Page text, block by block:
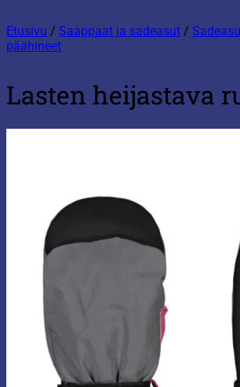
Etusivu / Saappaat ja sadeasut /
päähineet
Lasten heijastava